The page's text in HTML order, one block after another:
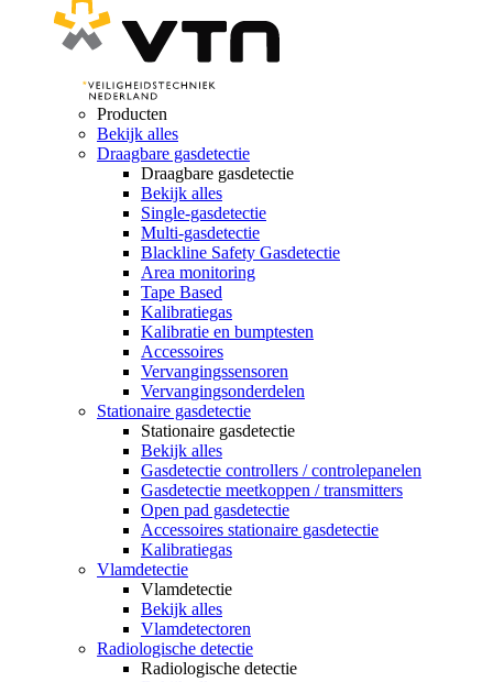
Producten
Bekijk alles
Draagbare gasdetectie
Draagbare gasdetectie
Bekijk alles
Single-gasdetectie
Multi-gasdetectie
Blackline Safety Gasdetectie
Area monitoring
Tape Based
Kalibratiegas
Kalibratie en bumptesten
Accessoires
Vervangingssensoren
Vervangingsonderdelen
Stationaire gasdetectie
Stationaire gasdetectie
Bekijk alles
Gasdetectie controllers / controlepanelen
Gasdetectie meetkoppen / transmitters
Open pad gasdetectie
Accessoires stationaire gasdetectie
Kalibratiegas
Vlamdetectie
Vlamdetectie
Bekijk alles
Vlamdetectoren
Radiologische detectie
Radiologische detectie